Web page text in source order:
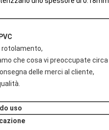
rotolamento,
che cosa vi preoccupate circa
delle merci al cliente,
uso